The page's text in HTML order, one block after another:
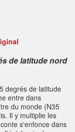
de latitude nord
degrés de latitude
entre dans
du monde (N35
Il y multiplie les
s'enfonce dans